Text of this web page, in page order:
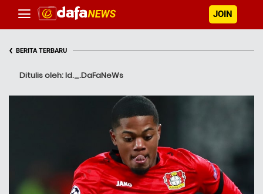
JOIN
‹ BERITA TERBARU
Ditulis oleh: Id._.DaFaNeWs